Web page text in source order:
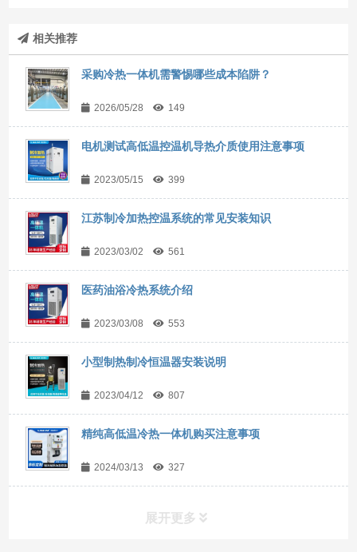
相关推荐
采购冷热一体机需警惕哪些成本陷阱？
2026/05/28 149
电机测试高低温控温机导热介质使用注意事项
2023/05/15 399
江苏制冷加热控温系统的常见安装知识
2023/03/02 561
医药油浴冷热系统介绍
2023/03/08 553
小型制热制冷恒温器安装说明
2023/04/12 807
精纯高低温冷热一体机购买注意事项
2024/03/13 327
展开更多